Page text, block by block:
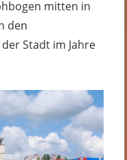
mitten in
den
Stadt im Jahre